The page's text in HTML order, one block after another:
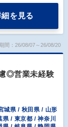
細を見る
間：26/08/07～26/08/20
◎営業未経験
城県 / 秋田県 / 山形
/ 東京都 / 神奈川